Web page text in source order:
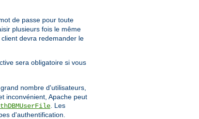
de passe pour toute
plusieurs fois le même
devra redemander le
sera obligatoire si vous
nombre d'utilisateurs,
inconvénient, Apache peut
. Les
d'authentification.